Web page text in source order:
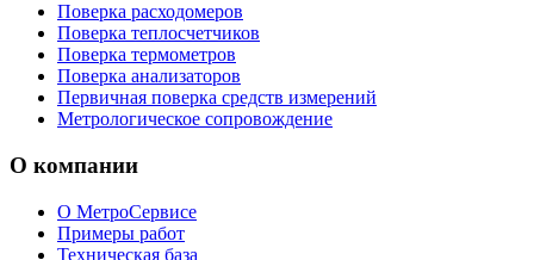
Поверка расходомеров
Поверка теплосчетчиков
Поверка термометров
Поверка анализаторов
Первичная поверка средств измерений
Метрологическое сопровождение
О компании
О МетроСервисе
Примеры работ
Техническая база